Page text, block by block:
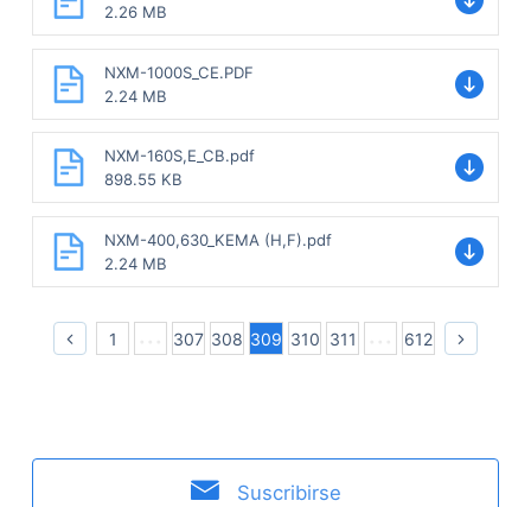
2.26 MB
NXM-1000S_CE.PDF
2.24 MB
NXM-160S,E_CB.pdf
898.55 KB
NXM-400,630_KEMA (H,F).pdf
2.24 MB
1 307 308 309 310 311 612
Suscribirse